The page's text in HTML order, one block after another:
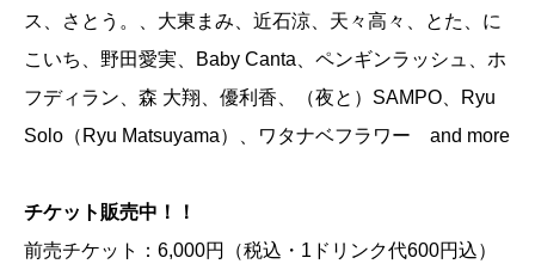
ス、さとう。、大東まみ、近石涼、天々高々、とた、に
こいち、野田愛実、Baby Canta、ペンギンラッシュ、ホ
フディラン、森 大翔、優利香、（夜と）SAMPO、Ryu
Solo（Ryu Matsuyama）、ワタナベフラワー and more
チケット販売中！！
前売チケット：6,000円（税込・1ドリンク代600円込）